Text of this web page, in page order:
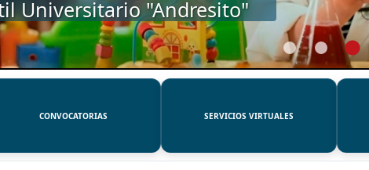
CONVOCATORIAS SERVICIOS VIRTUALES